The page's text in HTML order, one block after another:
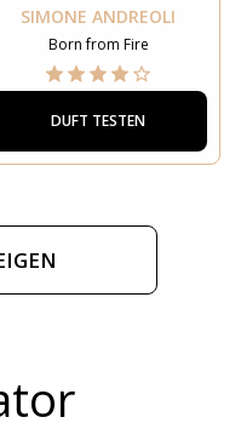
SIMONE ANDREOLI
Born from Fire
DUFT TESTEN